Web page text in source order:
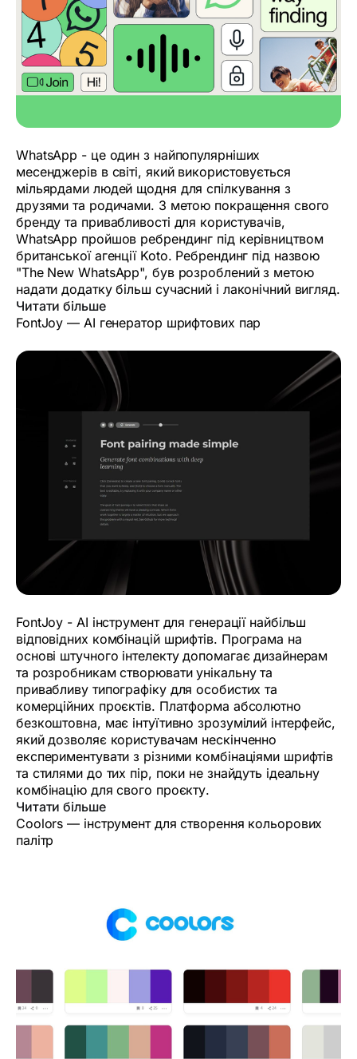
WhatsApp - це один з найпопулярніших
месенджерів в світі, який використовується
мільярдами людей щодня для спілкування з
друзями та родичами. З метою покращення свого
бренду та привабливості для користувачів,
WhatsApp пройшов ребрендинг під керівництвом
британської агенції Koto. Ребрендинг під назвою
"The New WhatsApp", був розроблений з метою
надати додатку більш сучасний і лаконічний вигляд.
Читати більше
FontJoy — АI генератор шрифтових пар
FontJoy - AI інструмент для генерації найбільш
відповідних комбінацій шрифтів. Програма на
основі штучного інтелекту допомагає дизайнерам
та розробникам створювати унікальну та
привабливу типографіку для особистих та
комерційних проєктів. Платформа абсолютно
безкоштовна, має інтуїтивно зрозумілий інтерфейс,
який дозволяє користувачам нескінченно
експериментувати з різними комбінаціями шрифтів
та стилями до тих пір, поки не знайдуть ідеальну
комбінацію для свого проєкту.
Читати більше
Coolors — інструмент для створення кольорових
палітр